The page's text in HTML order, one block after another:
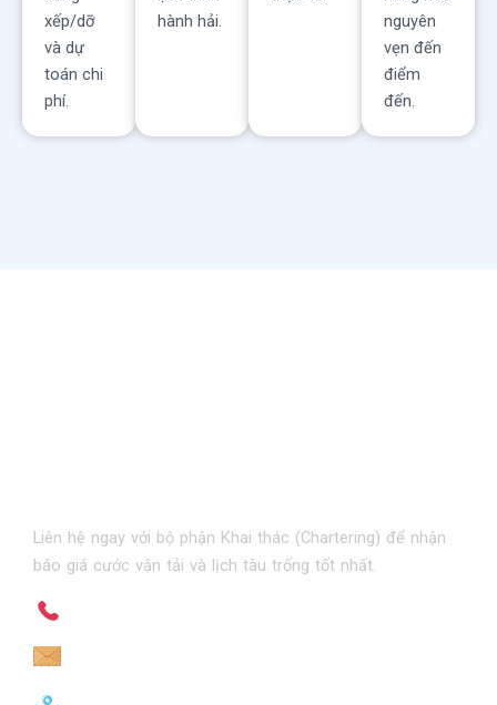
xếp/dỡ
và dự
toán chi
phí.
hành hải.
nguyên
vẹn đến
điểm
đến.
Liên hệ ngay với bộ phận Khai thác (Chartering) để nhận
báo giá cước vận tải và lịch tàu trống tốt nhất.